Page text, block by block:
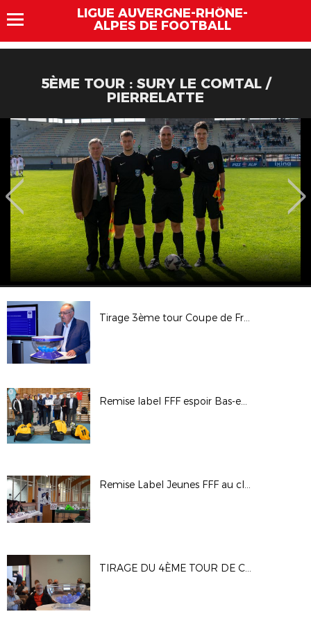
LIGUE AUVERGNE-RHÔNE-
ALPES DE FOOTBALL
5ÈME TOUR : SURY LE COMTAL /
PIERRELATTE
Tirage 3ème tour Coupe de France Féminine
Remise label FFF espoir Bas-en-Basset
Remise Label Jeunes FFF au club de l'US Feillens
TIRAGE DU 4ÈME TOUR DE COUPE GAMBARDELLA CREDIT AGRICOLE : LES PHOTOS